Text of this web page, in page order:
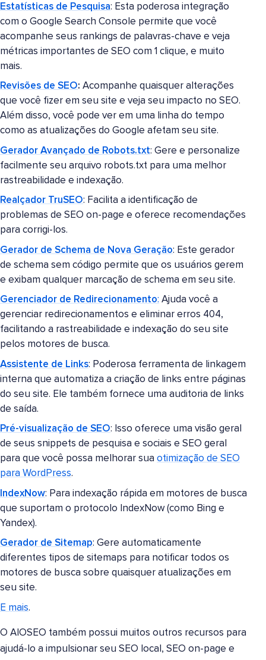
Estatísticas de Pesquisa: Esta poderosa integração
com o Google Search Console permite que você
acompanhe seus rankings de palavras-chave e veja
métricas importantes de SEO com 1 clique, e muito
mais.
Revisões de SEO: Acompanhe quaisquer alterações
que você fizer em seu site e veja seu impacto no SEO.
Além disso, você pode ver em uma linha do tempo
como as atualizações do Google afetam seu site.
Gerador Avançado de Robots.txt: Gere e personalize
facilmente seu arquivo robots.txt para uma melhor
rastreabilidade e indexação.
Realçador TruSEO: Facilita a identificação de
problemas de SEO on-page e oferece recomendações
para corrigi-los.
Gerador de Schema de Nova Geração: Este gerador
de schema sem código permite que os usuários gerem
e exibam qualquer marcação de schema em seu site.
Gerenciador de Redirecionamento: Ajuda você a
gerenciar redirecionamentos e eliminar erros 404,
facilitando a rastreabilidade e indexação do seu site
pelos motores de busca.
Assistente de Links: Poderosa ferramenta de linkagem
interna que automatiza a criação de links entre páginas
do seu site. Ele também fornece uma auditoria de links
de saída.
Pré-visualização de SEO: Isso oferece uma visão geral
de seus snippets de pesquisa e sociais e SEO geral
para que você possa melhorar sua otimização de SEO
para WordPress.
IndexNow: Para indexação rápida em motores de busca
que suportam o protocolo IndexNow (como Bing e
Yandex).
Gerador de Sitemap: Gere automaticamente
diferentes tipos de sitemaps para notificar todos os
motores de busca sobre quaisquer atualizações em
seu site.
E mais.
O AIOSEO também possui muitos outros recursos para
ajudá-lo a impulsionar seu SEO local, SEO on-page e